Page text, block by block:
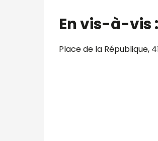
En vis-à-vis
Place de la République,